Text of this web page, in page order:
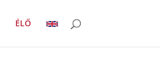
ÉLŐ